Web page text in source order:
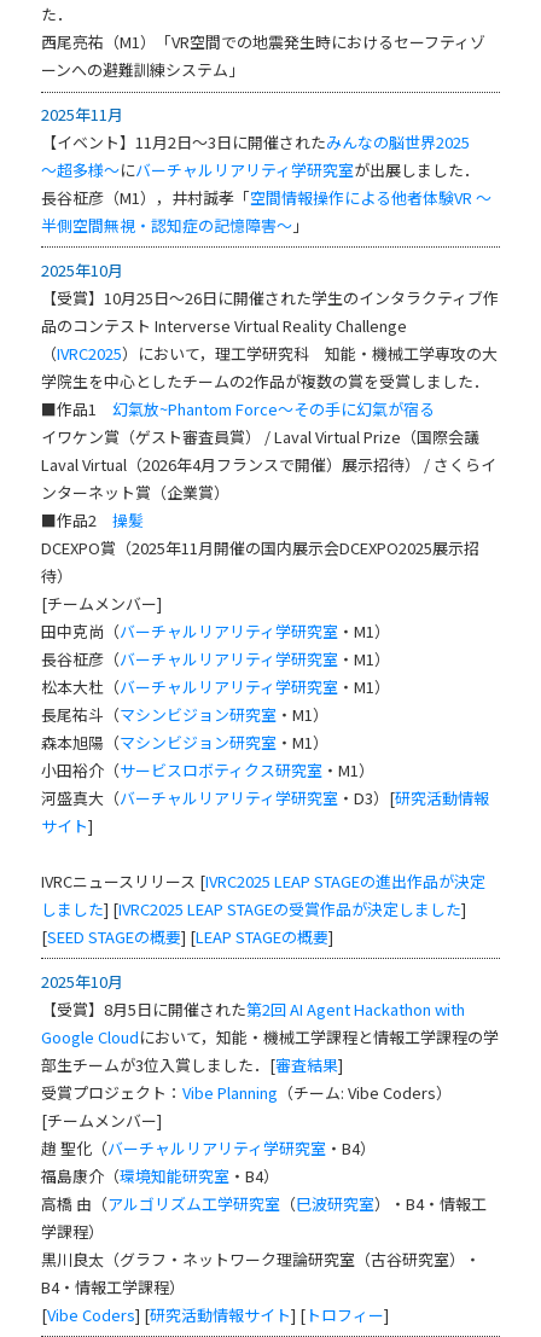
た．
西尾亮祐（M1）「VR空間での地震発生時におけるセーフティゾ
ーンへの避難訓練システム」
2025年11月
【イベント】11月2日～3日に開催されたみんなの脳世界2025
～超多様～にバーチャルリアリティ学研究室が出展しました．
長谷柾彦（M1），井村誠孝「空間情報操作による他者体験VR 〜
半側空間無視・認知症の記憶障害〜 」
2025年10月
【受賞】10月25日～26日に開催された学生のインタラクティブ作
品のコンテスト Interverse Virtual Reality Challenge
（IVRC2025）において，理工学研究科 知能・機械工学専攻の大
学院生を中心としたチームの2作品が複数の賞を受賞しました．
■作品1幻氣放~Phantom Force〜その手に幻氣が宿る
イワケン賞（ゲスト審査員賞） / Laval Virtual Prize（国際会議
Laval Virtual（2026年4月フランスで開催）展示招待） / さくらイ
ンターネット賞（企業賞）
■作品2操髪
DCEXPO賞（2025年11月開催の国内展示会DCEXPO2025展示招
待）
[チームメンバー]
田中克尚（バーチャルリアリティ学研究室 ・M1）
長谷柾彦（バーチャルリアリティ学研究室 ・M1）
松本大杜（バーチャルリアリティ学研究室 ・M1）
長尾祐斗（マシンビジョン研究室 ・M1）
森本旭陽（マシンビジョン研究室 ・M1）
小田裕介（サービスロボティクス研究室 ・M1）
河盛真大（バーチャルリアリティ学研究室 ・D3）[研究活動情報
サイト]
IVRCニュースリリース [IVRC2025 LEAP STAGEの進出作品が決定
しました] [IVRC2025 LEAP STAGEの受賞作品が決定しました]
[SEED STAGEの概要] [LEAP STAGEの概要]
2025年10月
【受賞】8月5日に開催された第2回 AI Agent Hackathon with
Google Cloudにおいて，知能・機械工学課程と情報工学課程の学
部生チームが3位入賞しました．[審査結果]
受賞プロジェクト：Vibe Planning （チーム: Vibe Coders）
[チームメンバー]
趙 聖化（バーチャルリアリティ学研究室 ・B4）
福島康介（環境知能研究室 ・B4）
高橋 由（アルゴリズム工学研究室 （巳波研究室）・B4・情報工
学課程）
黒川良太（グラフ・ネットワーク理論研究室（古谷研究室）・
B4・情報工学課程）
[Vibe Coders] [研究活動情報サイト] [ トロフィー]